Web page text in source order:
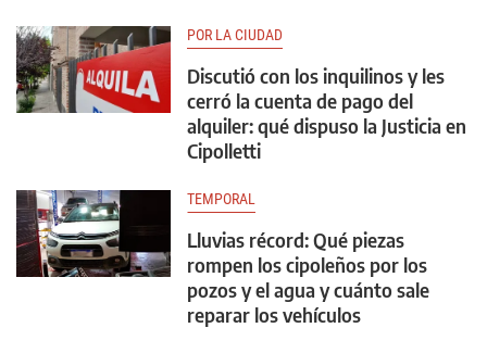
POR LA CIUDAD
Discutió con los inquilinos y les
cerró la cuenta de pago del
alquiler: qué dispuso la Justicia en
Cipolletti
TEMPORAL
Lluvias récord: Qué piezas
rompen los cipoleños por los
pozos y el agua y cuánto sale
reparar los vehículos